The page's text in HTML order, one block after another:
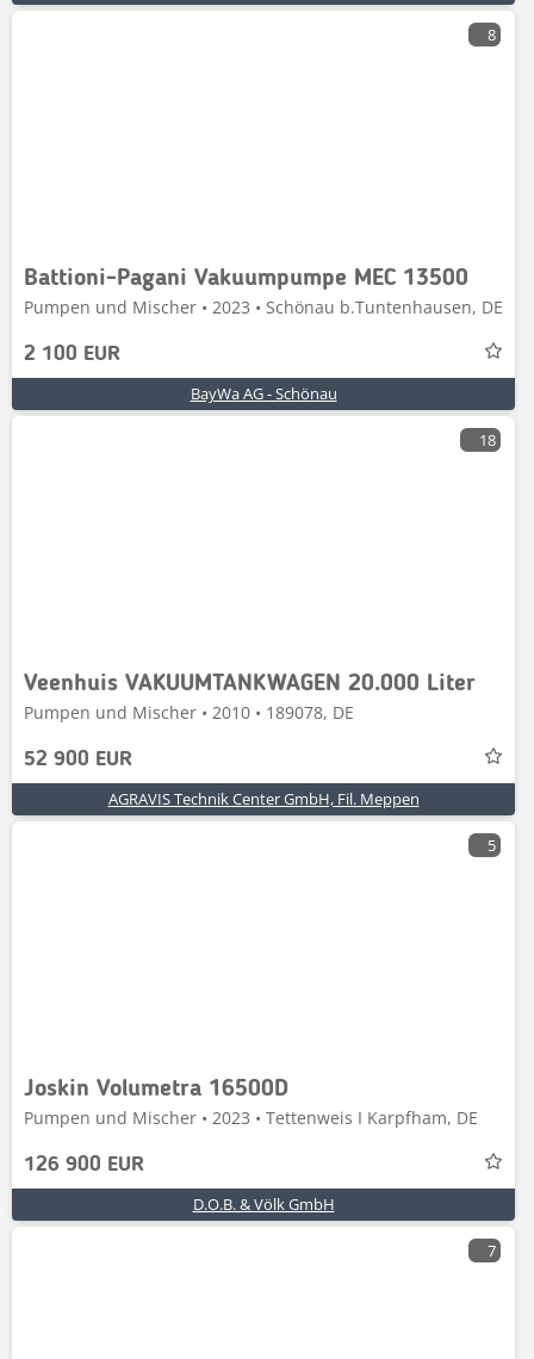
8
Battioni-Pagani Vakuumpumpe MEC 13500
Pumpen und Mischer • 2023 • Schönau b.Tuntenhausen, DE
2 100 EUR
BayWa AG - Schönau
18
Veenhuis VAKUUMTANKWAGEN 20.000 Liter
Pumpen und Mischer • 2010 • 189078, DE
52 900 EUR
AGRAVIS Technik Center GmbH, Fil. Meppen
5
Joskin Volumetra 16500D
Pumpen und Mischer • 2023 • Tettenweis I Karpfham, DE
126 900 EUR
D.O.B. & Völk GmbH
7